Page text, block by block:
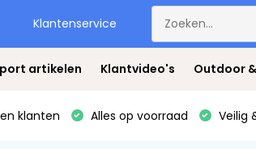
Klantenservice
artikelen Klantvideo's Outdoor
klanten Alles op voorraad Veilig